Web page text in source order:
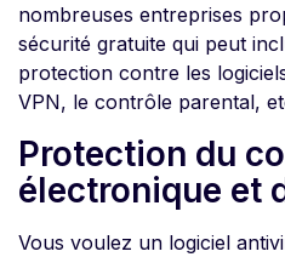
nombreuses entreprises
sécurité gratuite qui peut
protection contre les
VPN, le contrôle parental,
Protection du
électronique et
Vous voulez un logiciel